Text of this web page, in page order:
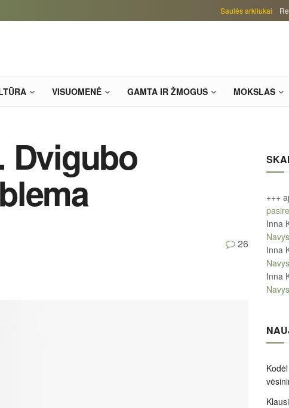
Saulės arkliukai
VISUOMENĖ GAMTA IR ŽMOGUS MOKSLAS
Dvigubo
26
+++
Inna
Inna
Inna